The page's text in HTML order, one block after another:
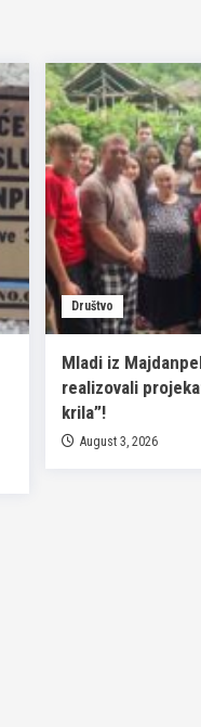
Društvo
Mladi iz
realizovali
krila”!
August 3, 2026